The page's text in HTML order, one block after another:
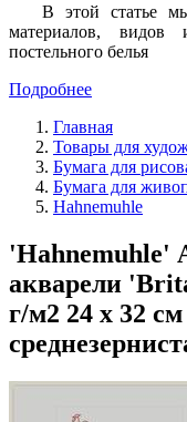
В этой статье
материалов,
постельного белья
Подробнее
Главная
Товары для
Бумага для
Бумага для
Hahnemuhle
'Hahnemuhle'
акварели
г/м2 24 х 32